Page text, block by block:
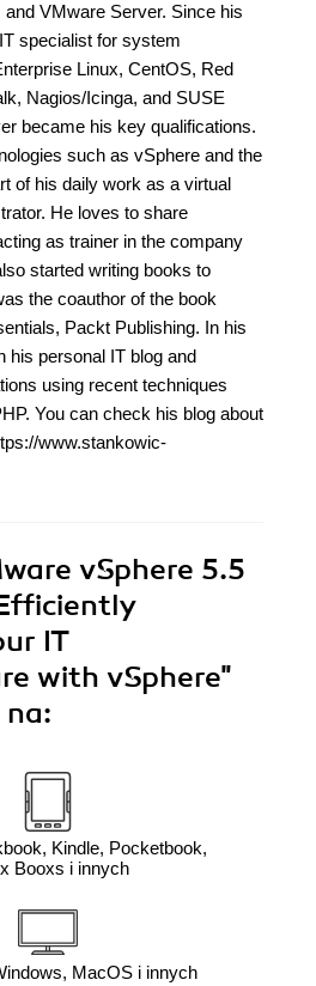
VMware Server. Since his
specialist for system
Linux, CentOS, Red
Nagios/Icinga, and SUSE
became his key qualifications.
such as vSphere and the
of his daily work as a virtual
He loves to share
as trainer in the company
started writing books to
the coauthor of the book
Packt Publishing. In his
his personal IT blog and
using recent techniques
You can check his blog about
www.stankowic-
vSphere 5.5
IT
with vSphere"
Kindle, Pocketbook,
Booxs i innych
MacOS i innych